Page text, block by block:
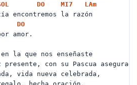
DO MI7 LAm
encontremos la razón
DO
amor.
la que nos enseñaste
presente, con su Pascua
vida nueva celebrada,